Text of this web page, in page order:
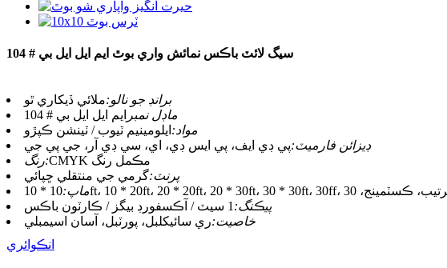
سيگ لائٽ باڪس نمائش واري بوٿ ايم ايل ايل بي # 104
برانڊ جو نالو:ملائي ڏيکاري ٿو
ماڊل نمبر ايم ايل ايل بي # 104
مواد: ايلومينيم ٽيوب / ٽينشن ڪپڙو
ڊيزائن فارميٽ:پي ڊي ايف، پي ايس ڊي، اي، سي ڊي آر، جي پي جي
رنگ:
CMYK مڪمل رنگ
پرنٽ:گرمي جي منتقلي ڇپائي
ماپ:
پيڪنگ: 1 سيٽ / آڪسفورڊ بيگز / ڪارٽون باڪس
خاصيت:ري سائیکلبل، پورٽبل، آسان اسيمبلي
انڪوائري